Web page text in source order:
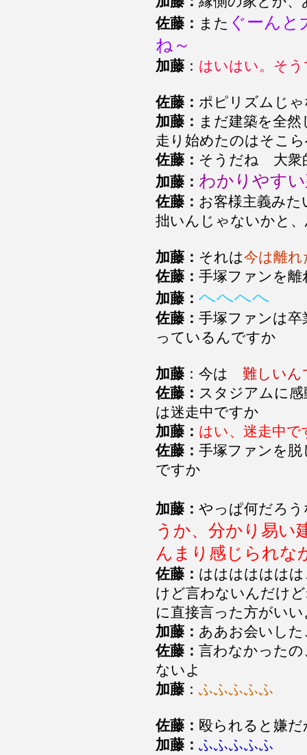
佐藤： また ぐーんと
ね～
加藤 ： はいはい。そ
佐藤： ポピリズムじ
加藤： まだ建築を全
走り始めたのはそこ
佐藤： そうだね 大衆
加藤： わかりやす
佐藤： お客様主義み
拙いんじゃないかと
加藤： それは今は離
佐藤： 手塚ファンを
加藤： へへへへ
佐藤： 手塚ファンは
っているんですか
加藤 ：今は 難しいん
佐藤： スタジアムに
は迷走中ですか
加藤： はい、迷走中で
佐藤： 手塚ファンを
ですか
加藤： やっぱ何だろう
うか、分かり易い
んまり感じられな
佐藤： はははははは
けど言わないんだけ
に直接言った方がい
加藤： ああお会いし
佐藤： 言わなかった
ないよ
加藤 ： ふふふふふ
佐藤： 殴られると嫌
加藤： ふふふふふ